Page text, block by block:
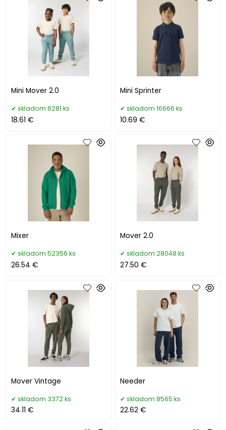
Mini Mover 2.0
skladom 6281 ks
18.61 €
Mini Sprinter
skladom 16666 ks
10.69 €
Mixer
skladom 52356 ks
26.54 €
Mover 2.0
skladom 28048 ks
27.50 €
Mover Vintage
skladom 3372 ks
34.11 €
Needer
skladom 8565 ks
22.62 €